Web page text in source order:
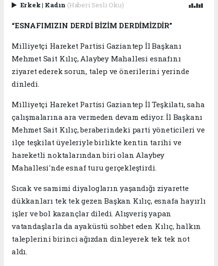
Erkek| Kadın (Haberi Sesli Oku)
“ESNAFIMIZIN DERDİ BİZİM DERDİMİZDİR”
Milliyetçi Hareket Partisi Gaziantep İl Başkanı
Mehmet Sait Kılıç, Alaybey Mahallesi esnafını
ziyaret ederek sorun, talep ve önerilerini yerinde
dinledi.
Milliyetçi Hareket Partisi Gaziantep İl Teşkilatı, saha
çalışmalarına ara vermeden devam ediyor. İl Başkanı
Mehmet Sait Kılıç, beraberindeki parti yöneticileri ve
ilçe teşkilat üyeleriyle birlikte kentin tarihi ve
hareketli noktalarından biri olan Alaybey
Mahallesi'nde esnaf turu gerçekleştirdi.
Sıcak ve samimi diyalogların yaşandığı ziyarette
dükkanları tek tek gezen Başkan Kılıç, esnafa hayırlı
işler ve bol kazançlar diledi. Alışveriş yapan
vatandaşlarla da ayaküstü sohbet eden Kılıç, halkın
taleplerini birinci ağızdan dinleyerek tek tek not
aldı.